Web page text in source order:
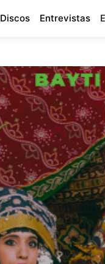
Discos Entrevistas